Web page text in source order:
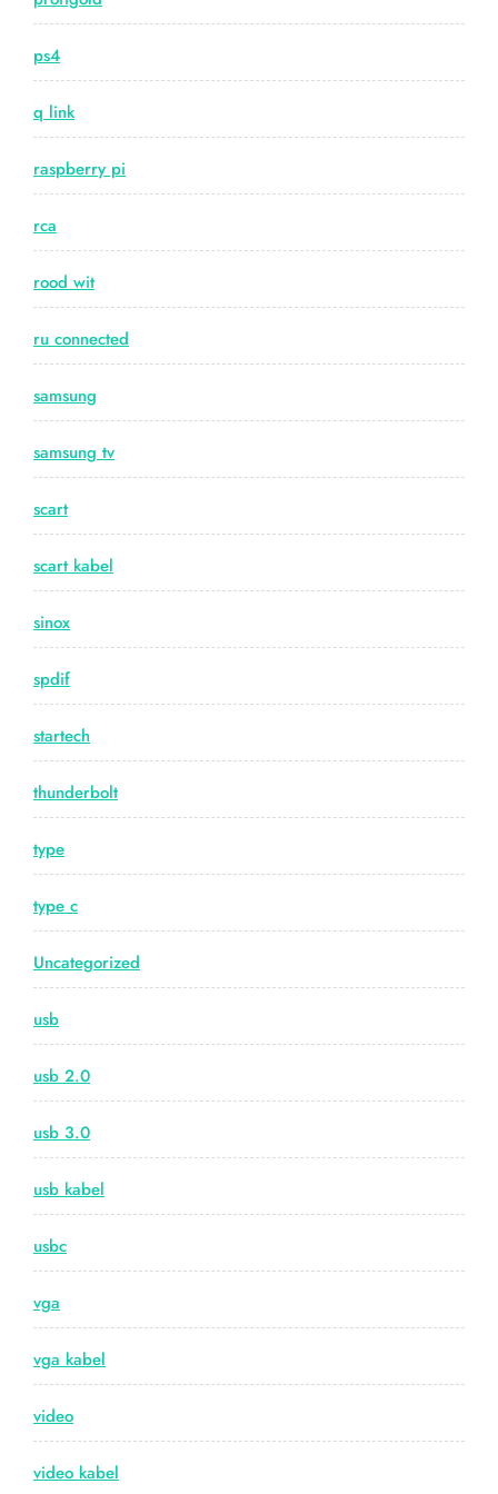
ps4
q link
raspberry pi
rca
rood wit
ru connected
samsung
samsung tv
scart
scart kabel
sinox
spdif
startech
thunderbolt
type
type c
Uncategorized
usb
usb 2.0
usb 3.0
usb kabel
usbc
vga
vga kabel
video
video kabel